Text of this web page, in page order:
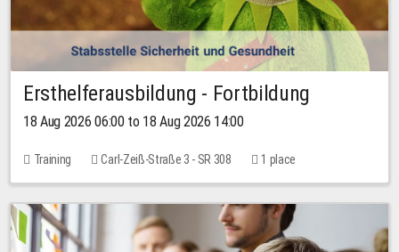
Ersthelferausbildung - Fortbildung
18 Aug 2026 06:00 to 18 Aug 2026 14:00
Training Carl-Zeiß-Straße 3 - SR 308 1 place